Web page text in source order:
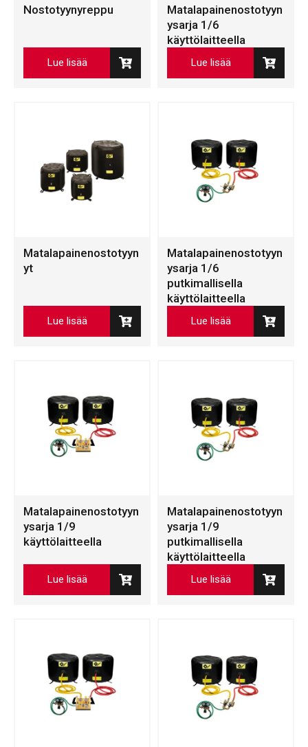
Nostotyynyreppu
Lue lisää
Matalapainenostotyyn
ysarja 1/6
käyttölaitteella
Lue lisää
Matalapainenostotyyn
yt
Lue lisää
Matalapainenostotyyn
ysarja 1/6
putkimallisella
käyttölaitteella
Lue lisää
Matalapainenostotyyn
ysarja 1/9
käyttölaitteella
Lue lisää
Matalapainenostotyyn
ysarja 1/9
putkimallisella
käyttölaitteella
Lue lisää